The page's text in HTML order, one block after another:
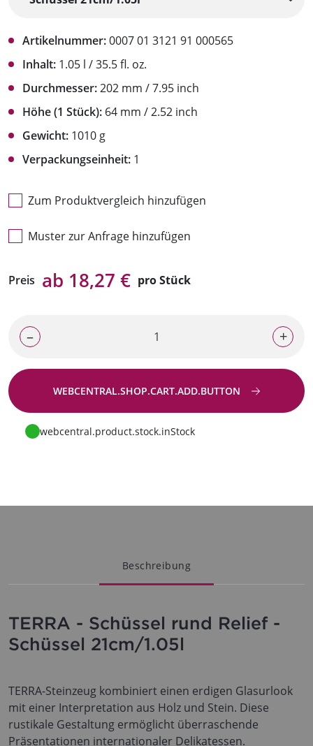
Artikelnummer:0007 01 3121 91 000565
Inhalt: 1.05 l / 35.5 fl. oz.
Durchmesser:202 mm / 7.95 inch
Höhe (1 Stück): 64 mm / 2.52 inch
Gewicht: 1010 g
Verpackungseinheit: 1
Zum Produktvergleich hinzufügen
Muster zur Anfrage hinzufügen
Preis ab 18,27 € pro Stück
– +
WEBCENTRAL.SHOP.CART.ADD.BUTTON
Zur Anfrage
webcentral.product.stock.inStock
Beschreibung
TERRA - Schüssel rund Relief -
Schüssel 21cm/1.05l
TERRA-Steinzeug kombiniert einen erdigen Glasurlook
mit einer Interpretation aus Holz und Stein. Diese
rustikale Gestaltung ermöglicht überraschende
Präsentationen internationaler Delikatessen.